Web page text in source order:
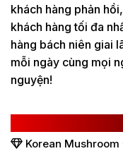
khách hàng phản
khách hàng tối đa
hàng bách niên giai
mỗi ngày cùng mọi
nguyện!
Korean